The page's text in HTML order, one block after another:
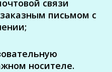
связи
письмом с
носителе.